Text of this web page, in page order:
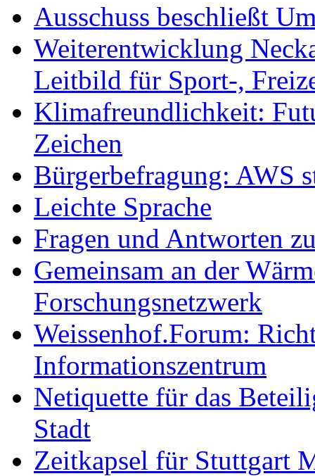
Ausschuss beschließt
Weiterentwicklung
Leitbild für Sport-,
Klimafreundlichkeit:
Zeichen
Bürgerbefragung: AWS
Leichte Sprache
Fragen und Antworten
Gemeinsam an der
Forschungsnetzwerk
Weissenhof.Forum:
Informationszentrum
Netiquette für das
Stadt
Zeitkapsel für Stuttgart